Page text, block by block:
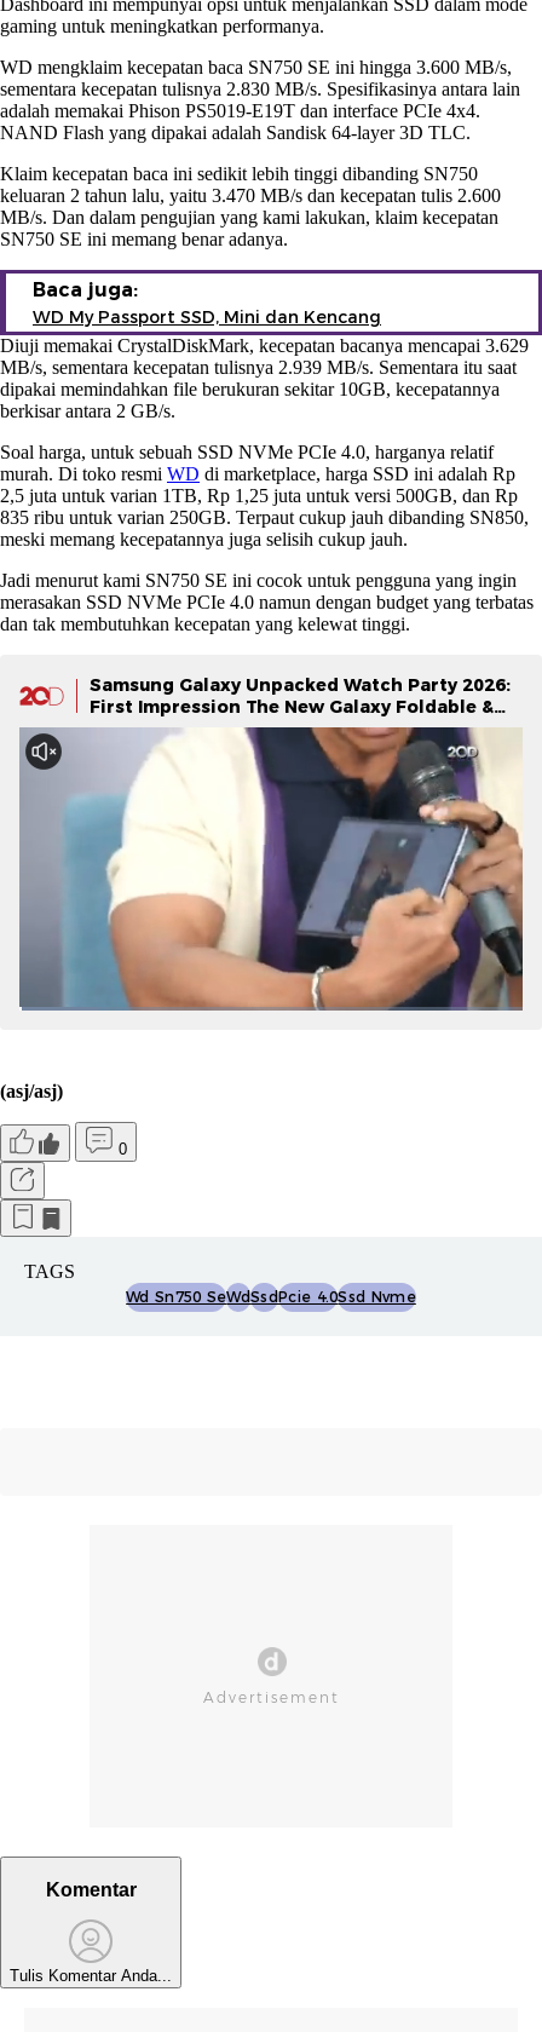
Dashboard ini mempunyai opsi untuk menjalankan SSD dalam mode
gaming untuk meningkatkan performanya.
WD mengklaim kecepatan baca SN750 SE ini hingga 3.600 MB/s,
sementara kecepatan tulisnya 2.830 MB/s. Spesifikasinya antara lain
adalah memakai Phison PS5019-E19T dan interface PCIe 4x4.
NAND Flash yang dipakai adalah Sandisk 64-layer 3D TLC.
Klaim kecepatan baca ini sedikit lebih tinggi dibanding SN750
keluaran 2 tahun lalu, yaitu 3.470 MB/s dan kecepatan tulis 2.600
MB/s. Dan dalam pengujian yang kami lakukan, klaim kecepatan
SN750 SE ini memang benar adanya.
Baca juga:
WD My Passport SSD, Mini dan Kencang
Diuji memakai CrystalDiskMark, kecepatan bacanya mencapai 3.629
MB/s, sementara kecepatan tulisnya 2.939 MB/s. Sementara itu saat
dipakai memindahkan file berukuran sekitar 10GB, kecepatannya
berkisar antara 2 GB/s.
Soal harga, untuk sebuah SSD NVMe PCIe 4.0, harganya relatif
murah. Di toko resmi WD di marketplace, harga SSD ini adalah Rp
2,5 juta untuk varian 1TB, Rp 1,25 juta untuk versi 500GB, dan Rp
835 ribu untuk varian 250GB. Terpaut cukup jauh dibanding SN850,
meski memang kecepatannya juga selisih cukup jauh.
Jadi menurut kami SN750 SE ini cocok untuk pengguna yang ingin
merasakan SSD NVMe PCIe 4.0 namun dengan budget yang terbatas
dan tak membutuhkan kecepatan yang kelewat tinggi.
Samsung Galaxy Unpacked Watch Party 2026:
First Impression The New Galaxy Foldable &
Galaxy Watch Series
(asj/asj)
0
TAGS
Wd Sn750 SeWdSsdPcie 4.0Ssd Nvme
Komentar
Tulis Komentar Anda...